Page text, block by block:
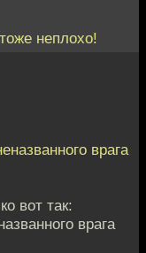
неплохо!
врага
вот так:
врага